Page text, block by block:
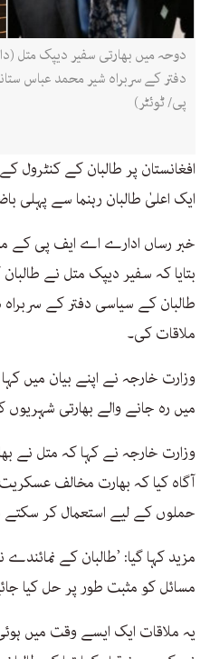
دوحہ میں بھارتی سفیر دیپک متل
دفتر کے سربراہ شیر محمد عباس
پی/ ٹوئٹر)
افغانستان پر طالبان کے کنٹرول
ایک اعلیٰ طالبان رہنما سے پہلی
خبر رساں ادارے اے ایف پی کے
بتایا کہ سفیر دیپک متل نے
طالبان کے سیاسی دفتر کے
ملاقات کی۔
وزارت خارجہ نے اپنے بیان میں
میں رہ جانے والے بھارتی
وزارت خارجہ نے کہا کہ متل
آگاہ کیا کہ بھارت مخالف
حملوں کے لیے استعمال کر سکتے
مزید کہا گیا: ’طالبان کے
مسائل کو مثبت طور پر حل کیا
یہ ملاقات ایک ایسے وقت میں